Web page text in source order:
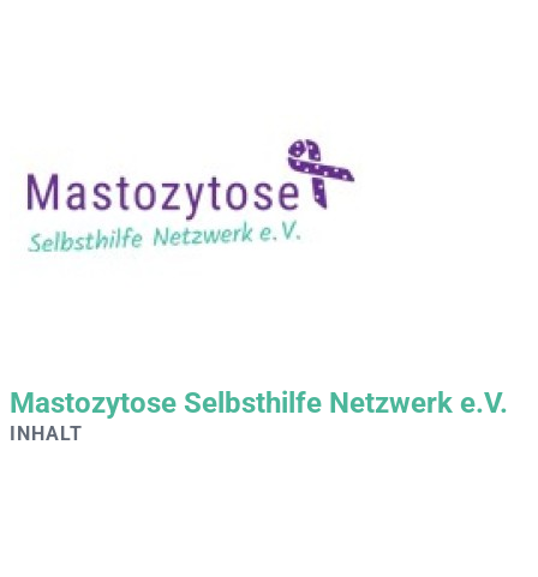
Mastozytose Selbsthilfe Netzwerk e.V.
INHALT